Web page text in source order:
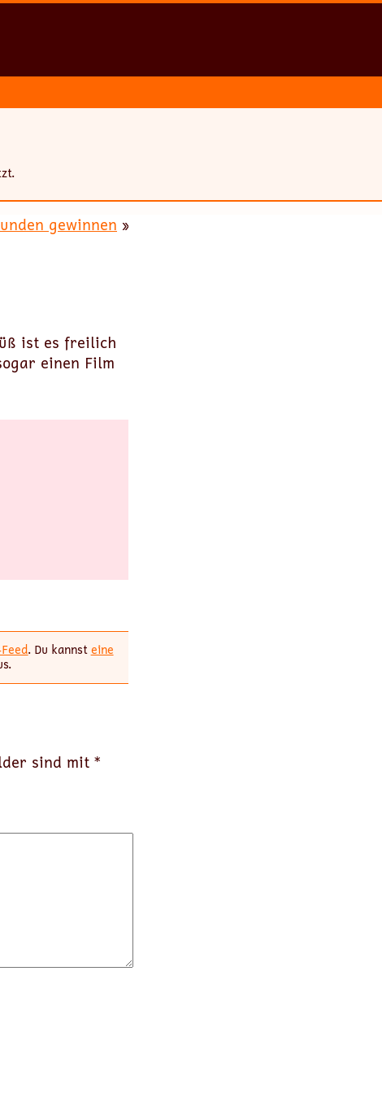
gewinnen »
ist es freilich
einen Film
. Du kannsteine
sind mit *